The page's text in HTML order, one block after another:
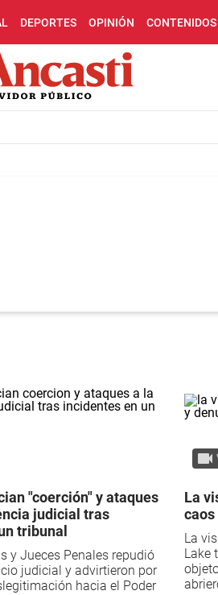
DEPORTES OPINIÓN CONTENIDOS
"coerción" y ataques
judicial tras
tribunal
y Jueces Penales repudió
judicial y advirtieron por
hacia el Poder
La
caos
La
Lake